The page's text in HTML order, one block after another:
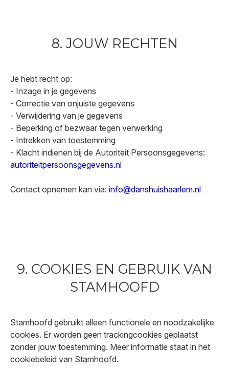
8. JOUW RECHTEN
Je hebt recht op:
- Inzage in je gegevens
- Correctie van onjuiste gegevens
- Verwijdering van je gegevens
- Beperking of bezwaar tegen verwerking
- Intrekken van toestemming
- Klacht indienen bij de Autoriteit Persoonsgegevens:
autoriteitpersoonsgegevens.nl
Contact opnemen kan via: info@danshuishaarlem.nl
9. COOKIES EN GEBRUIK VAN
STAMHOOFD
Stamhoofd gebruikt alleen functionele en noodzakelijke
cookies. Er worden geen trackingcookies geplaatst
zonder jouw toestemming. Meer informatie staat in het
cookiebeleid van Stamhoofd.